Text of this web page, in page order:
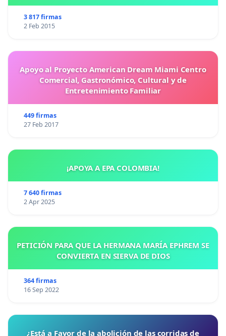
3 817 firmas
2 Feb 2015
Apoyo al Proyecto American Dream Miami Centro
Comercial, Gastronómico, Cultural y de
Entretenimiento Familiar
449 firmas
27 Feb 2017
¡APOYA A EPA COLOMBIA!
7 640 firmas
2 Apr 2025
PETICIÓN PARA QUE LA HERMANA MARÍA EPHREM SE
CONVIERTA EN SIERVA DE DIOS
364 firmas
16 Sep 2022
¿Está a Favor de la abolición de las corridas de